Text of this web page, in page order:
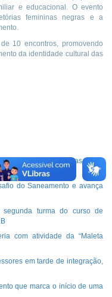
e educacional. O evento
femininas negras e a
10 encontros, promovendo
da identidade cultural das
em pesquisas sobre
do Saneamento e avança
turma do curso de
com atividade da “Maleta
em tarde de integração,
que marca o início de uma